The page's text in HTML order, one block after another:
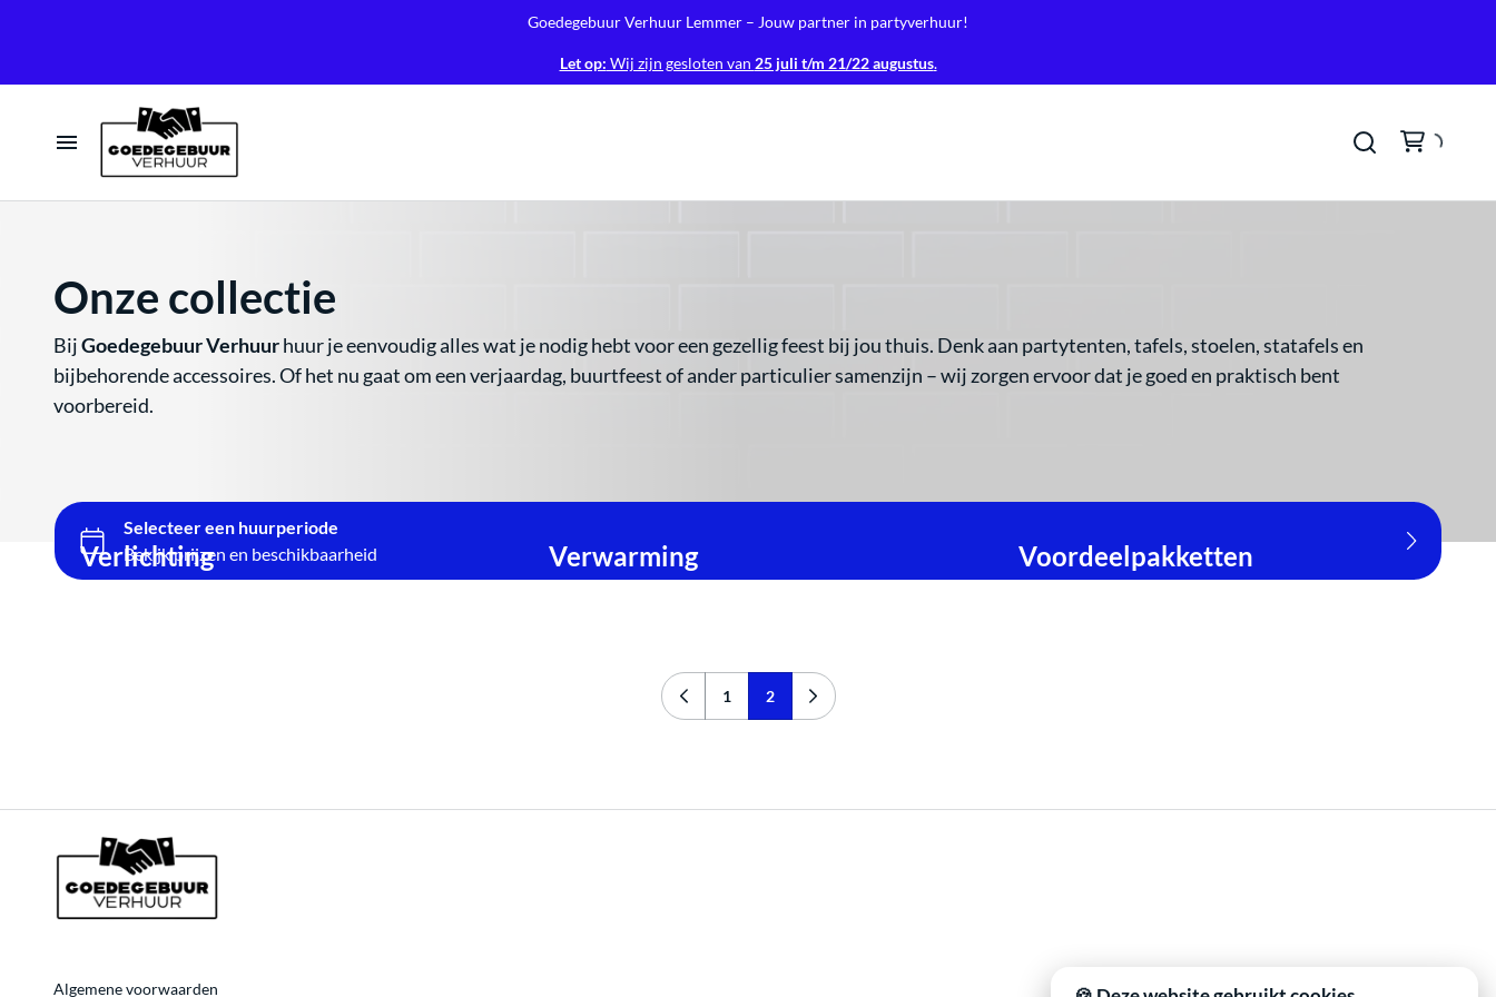
Goedegebuur Verhuur Lemmer – Jouw partner in partyverhuur!
Let op: Wij zijn gesloten van 25 juli t/m 21/22 augustus.
Home
Verlichting
Verwarming
Catering
Reiniging
voordeelpakketten
Onze collectie
BijGoedegebuur Verhuurhuur je eenvoudig alles wat je nodig hebt voor een gezellig feest bij jou thuis. Denk aan partytenten, tafels, stoelen, statafels en
bijbehorende accessoires. Of het nu gaat om een verjaardag, buurtfeest of ander particulier samenzijn – wij zorgen ervoor dat je goed en praktisch bent
voorbereid.
Verlichting Verwarming Voordeelpakketten
1 2
Algemene voorwaarden